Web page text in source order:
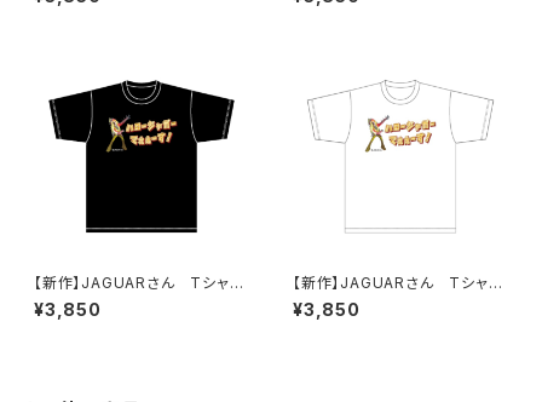
い！B）Black
い！B）White
【新作】JAGUARさん Tシャツ
（ハロージャガーでぇぇーす！）Bl
ack
¥3,850
【新作】JAGUARさん Tシャツ
（ハロージャガーでぇぇーす！）W
hite
¥3,850